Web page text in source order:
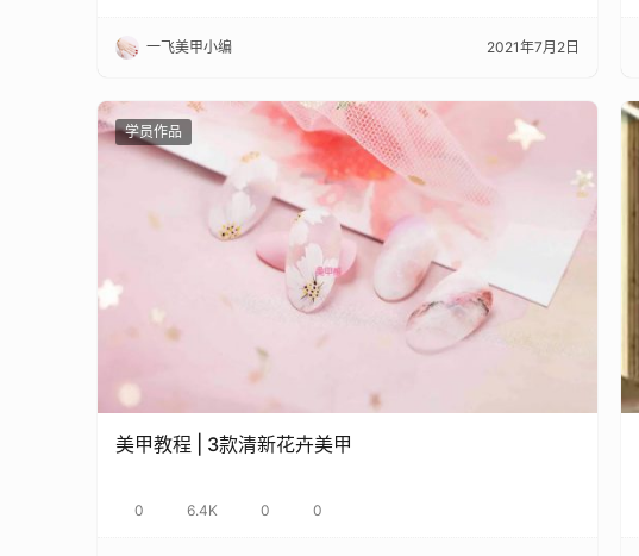
一飞美甲小编 2021年7月2日
学员作品
美甲教程 | 3款清新花卉美甲
0 6.4K 0 0